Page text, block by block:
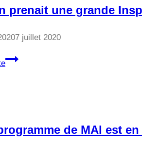
ligne
prenait une grande
7 juillet 2020
et
Inspiration…
de MAI est